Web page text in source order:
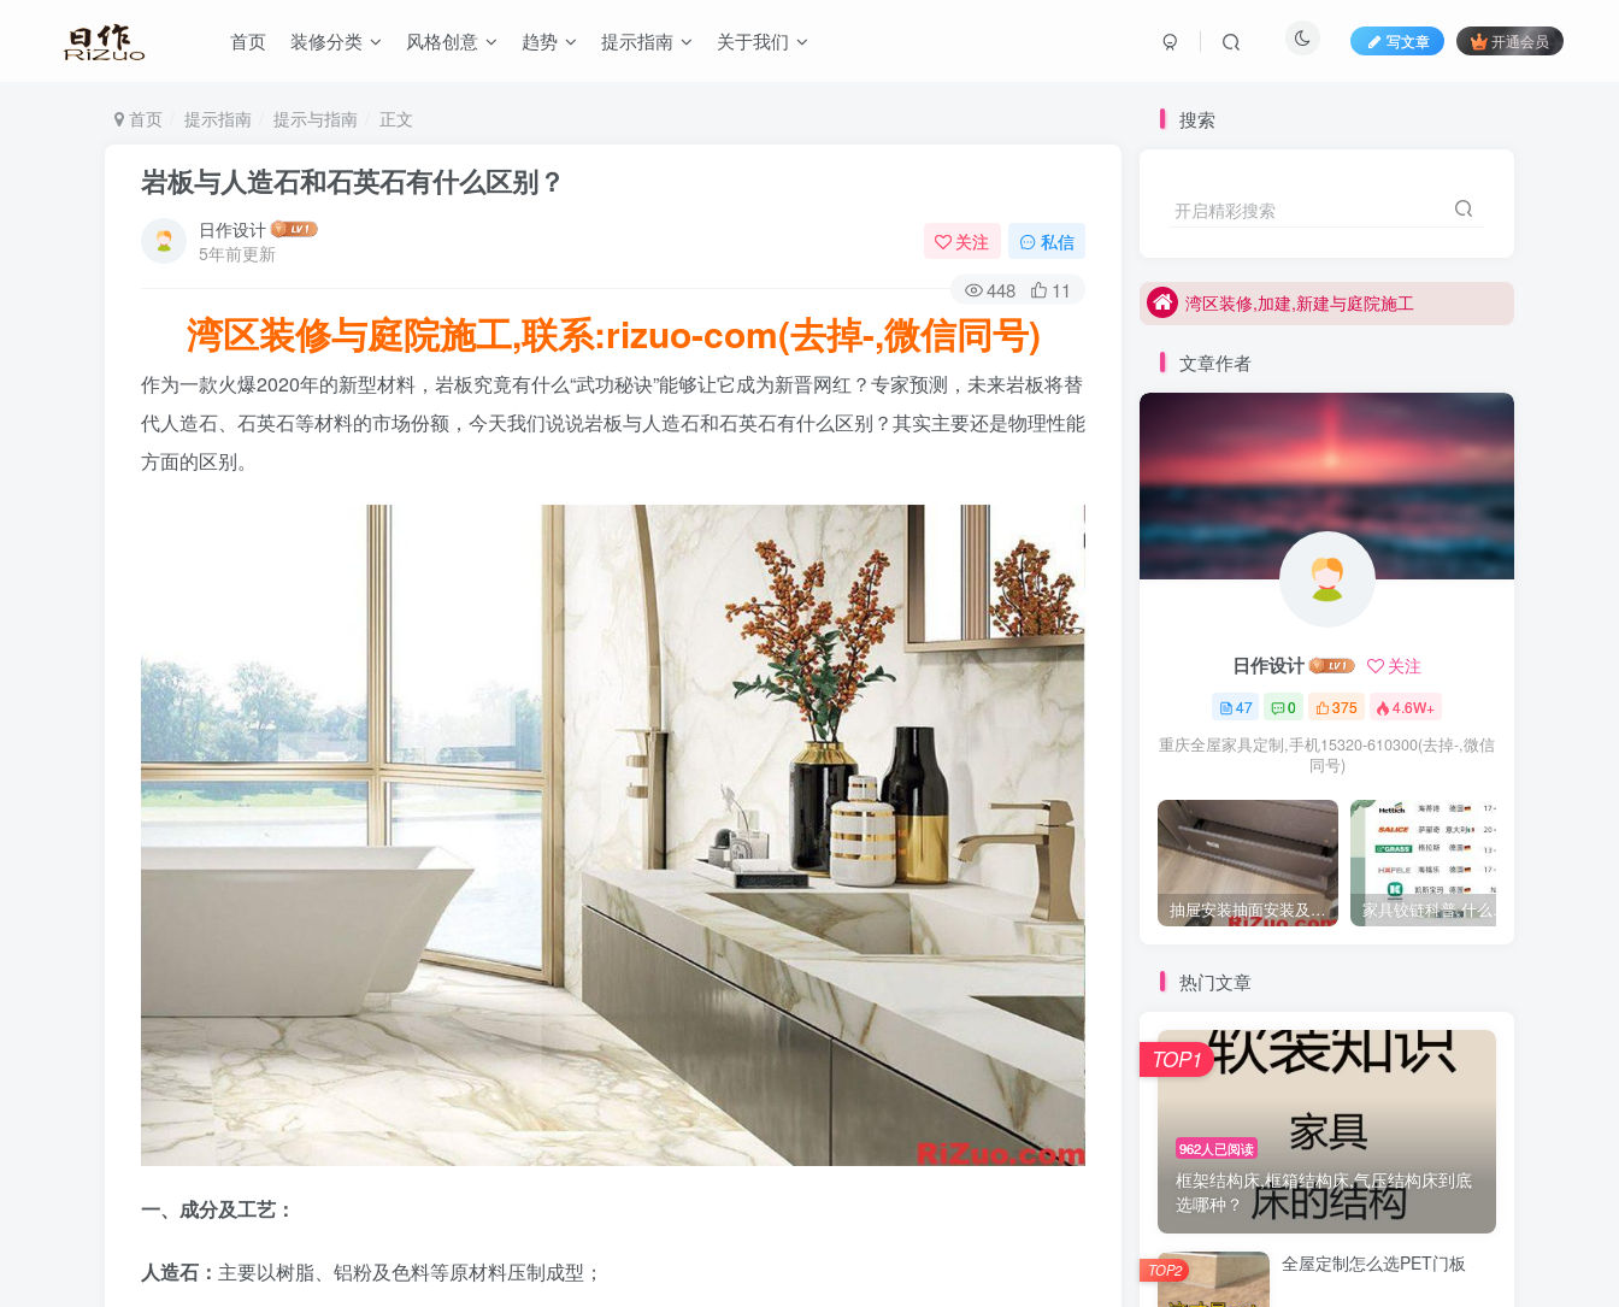
首页 装修分类 风格创意 趋势 提示指南 关于我们 写文章 开通会员
首页 提示指南 提示与指南 正文
岩板与人造石和石英石有什么区别？
日作设计
5年前更新
关注 私信
448 11
湾区装修与庭院施工,联系:rizuo-com(去掉-,微信同号)
作为一款火爆2020年的新型材料，岩板究竟有什么“武功秘诀”能够让它成为新晋网红？专家预测，未来岩板将替
代人造石、石英石等材料的市场份额，今天我们说说岩板与人造石和石英石有什么区别？其实主要还是物理性能
方面的区别。
一、成分及工艺：
人造石： 主要以树脂、铝粉及色料等原材料压制成型；
搜索
开启精彩搜索
湾区装修与庭院施工
湾区装修与庭院施工
文章作者
日作设计 关注
47 0 375 4.6W+
重庆全屋家具定制,手机15320-610300(去掉-,微信
同号)
抽屉安装抽面安装及抽屉拉手安装教程 家具铰链科普,什么时候用直弯,中弯,大弯铰链
热门文章
962人已阅读
框架结构床,框箱结构床,气压结构床到底
选哪种？
TOP1
全屋定制怎么选PET门板
TOP2